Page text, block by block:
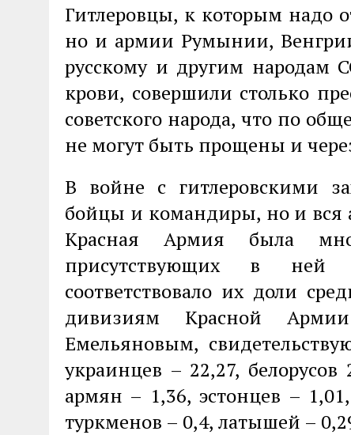
Гитлеровцы, к которым надо
но и армии Румынии,
русскому и другим народам
крови, совершили столько
советского народа, что по
не могут быть прощены и
В войне с гитлеровскими
бойцы и командиры, но и вся
Красная Армия была
присутствующих в ней
соответствовало их доли
дивизиям Красной
Емельяновым,
украинцев – 22,27,
армян – 1,36, эстонцев –
туркменов – 0,4, латышей –